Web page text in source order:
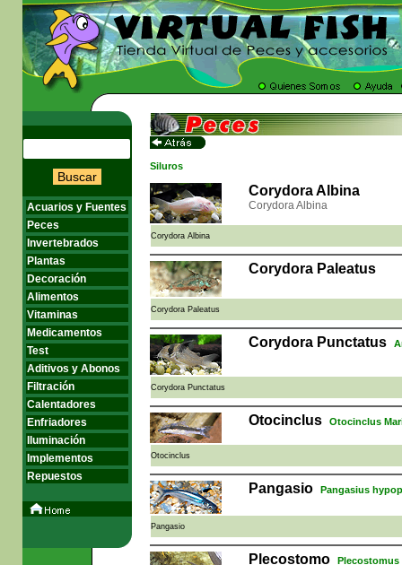
Buscar
Acuarios y Fuentes
Peces
Invertebrados
Plantas
Decoración
Alimentos
Vitaminas
Medicamentos
Test
Aditivos y Abonos
Filtración
Calentadores
Enfriadores
Iluminación
Implementos
Repuestos
Siluros
Corydora Albina
Corydora Albina
Corydora Albina
Corydora Paleatus
Corydora Paleatus
Corydora Punctatus
Corydora Punctatus
Otocinclus Otocinclus
Otocinclus
Pangasio Pangasius
Pangasio
Plecostomo Plecostomus